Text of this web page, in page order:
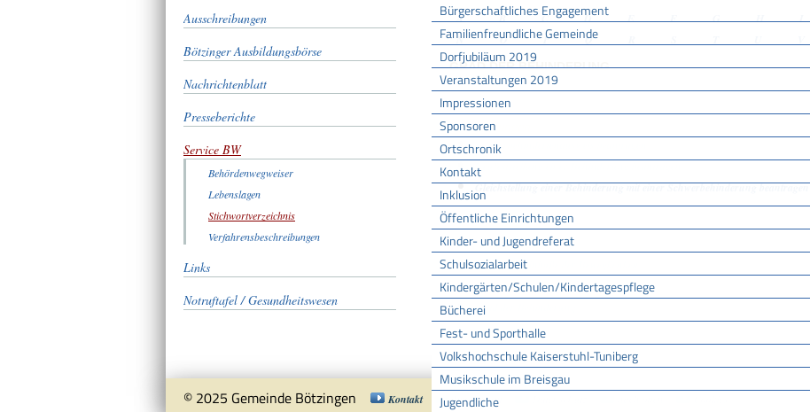
Bürgerschaftliches Engagement
Familienfreundliche Gemeinde
Dorfjubiläum 2019
Veranstaltungen 2019
Impressionen
Sponsoren
Ortschronik
Kontakt
Inklusion
Öffentliche Einrichtungen
Kinder- und Jugendreferat
Schulsozialarbeit
Kindergärten/Schulen/Kindertagespflege
Bücherei
Fest- und Sporthalle
Volkshochschule Kaiserstuhl-Tuniberg
Musikschule im Breisgau
Jugendliche
Ausschreibungen
Bötzinger Ausbildungsbörse
Nachrichtenblatt
Presseberichte
Service BW
Behördenwegweiser
Lebenslagen
Stichwortverzeichnis
Verfahrensbeschreibungen
Links
Notruftafel / Gesundheitswesen
A B C D E F G H I
N
O P Q
GRAD DER BEHINDERUNG
Leistungen
Schwerbehindertenausweis beantragen
Neufeststellung einer Behinderung beantragen
Gleichstellung einer Behinderung mit einer Schwerbehinderung beantragen
Lebenslagen
Dauernde Einbuße der Beweglichkeit
Merkzeichen
Grad der Behinderung
© 2025 Gemeinde Bötzingen Kontakt Impressum